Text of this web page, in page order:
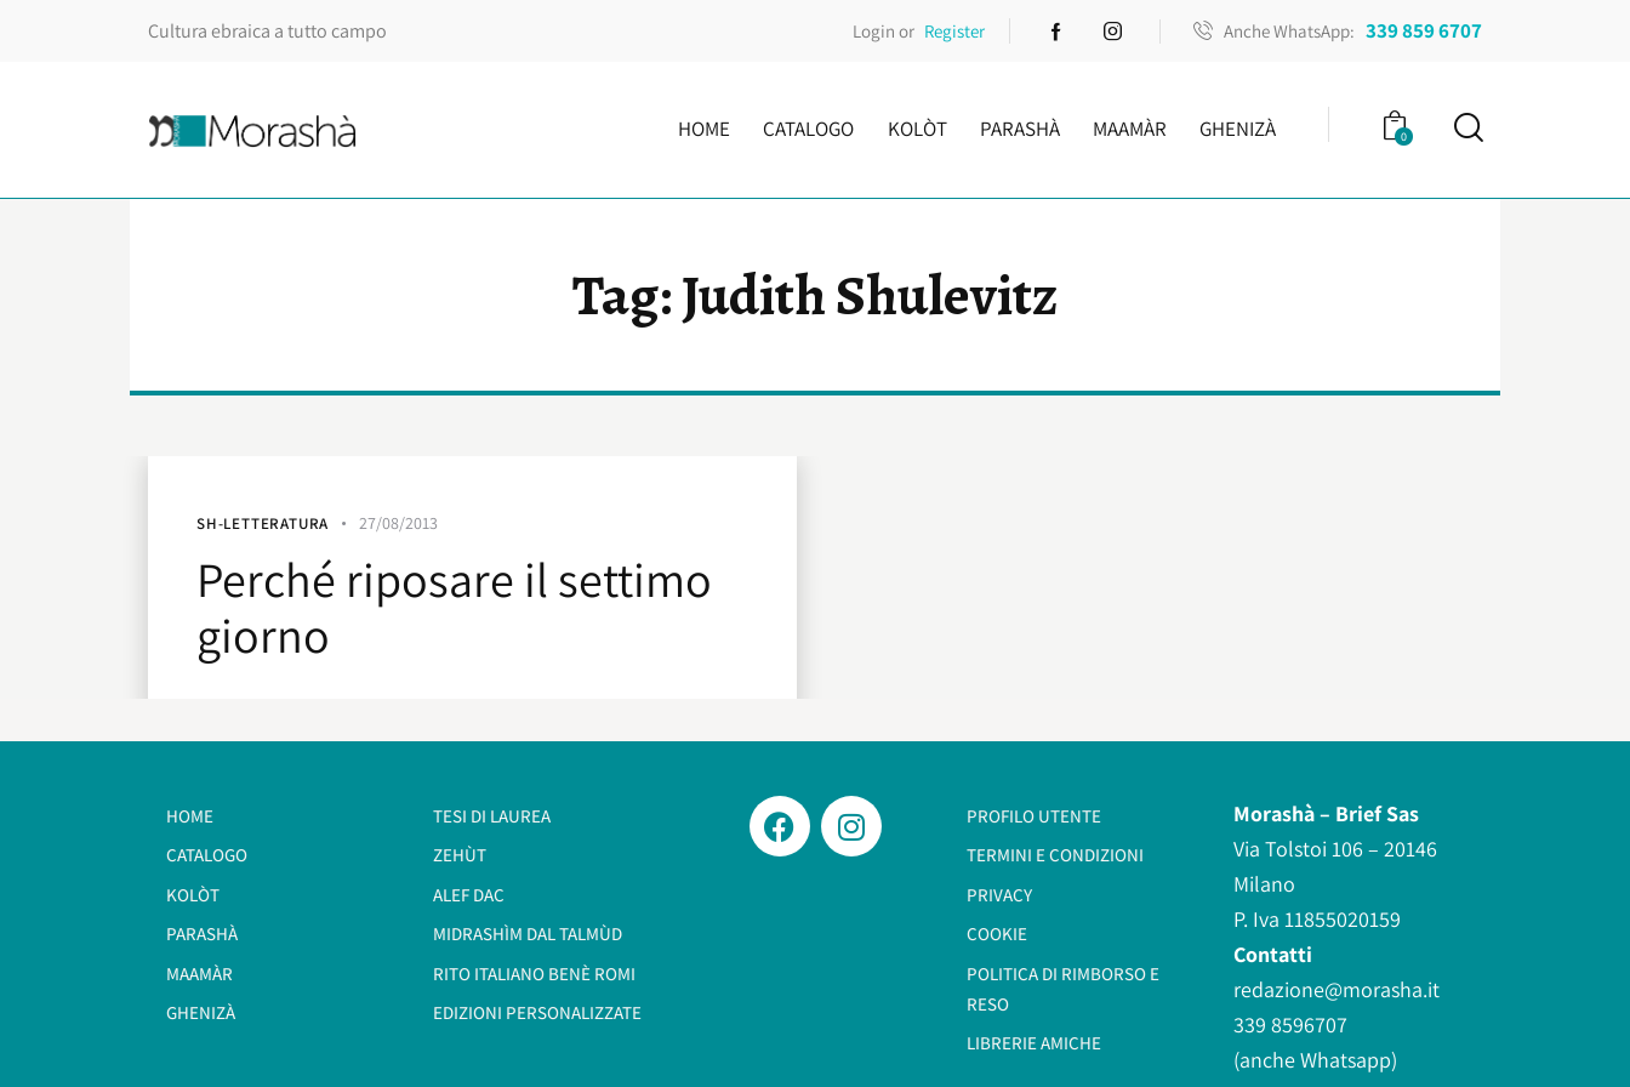
Cultura ebraica a tutto campo Login or Register Anche WhatsApp: 339 859 6707
HOME CATALOGO KOLÒT PARASHÀ MAAMÀR GHENIZÀ 0
Tag: Judith Shulevitz
SH-LETTERATURA 27/08/2013
Perché riposare il settimo
giorno
HOME
CATALOGO
KOLÒT
PARASHÀ
MAAMÀR
GHENIZÀ
TESI DI LAUREA
ZEHÙT
ALEF DAC
MIDRASHÌM DAL TALMÙD
RITO ITALIANO BENÈ ROMI​
EDIZIONI PERSONALIZZATE
PROFILO UTENTE
TERMINI E CONDIZIONI
PRIVACY
COOKIE
POLITICA DI RIMBORSO E
RESO
LIBRERIE AMICHE
Morashà – Brief Sas
Via Tolstoi 106 – 20146
Milano
P. Iva 11855020159
Contatti
redazione@morasha.it
339 8596707
(anche Whatsapp)